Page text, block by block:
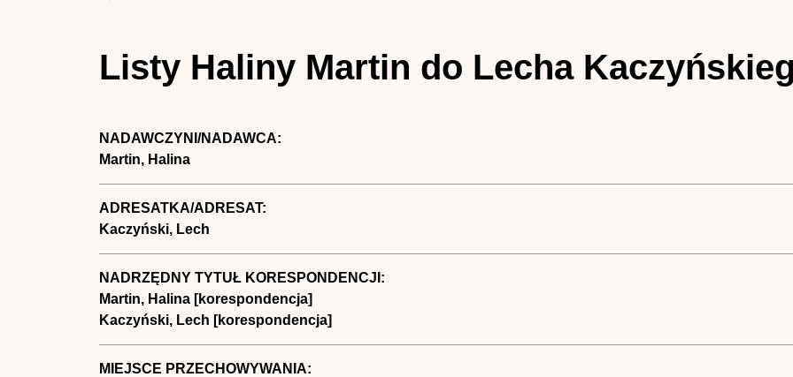
Listy Haliny Martin do Lecha
NADAWCZYNI/NADAWCA:
Martin, Halina
ADRESATKA/ADRESAT:
Kaczyński, Lech
NADRZĘDNY TYTUŁ KORESPONDENCJI:
Martin, Halina [korespondencja]
Kaczyński, Lech [korespondencja]
MIEJSCE PRZECHOWYWANIA: